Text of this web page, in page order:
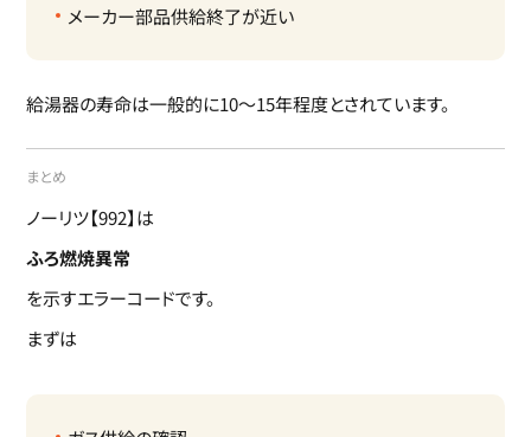
メーカー部品供給終了が近い
給湯器の寿命は一般的に10～15年程度とされています。
まとめ
ノーリツ【992】は
ふろ燃焼異常
を示すエラーコードです。
まずは